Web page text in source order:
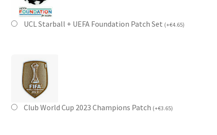
UCL Starball + UEFA Foundation Patch Set (+€4.65)
Club World Cup 2023 Champions Patch (+€3.65)